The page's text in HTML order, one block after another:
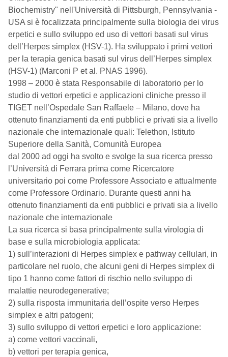
Biochemistry" nell'Università di Pittsburgh, Pennsylvania -
USA si è focalizzata principalmente sulla biologia dei virus
erpetici e sullo sviluppo ed uso di vettori basati sul virus
dell’Herpes simplex (HSV-1). Ha sviluppato i primi vettori
per la terapia genica basati sul virus dell’Herpes simplex
(HSV-1) (Marconi P et al. PNAS 1996).
1998 – 2000 è stata Responsabile di laboratorio per lo
studio di vettori erpetici e applicazioni cliniche presso il
TIGET nell’Ospedale San Raffaele – Milano, dove ha
ottenuto finanziamenti da enti pubblici e privati sia a livello
nazionale che internazionale quali: Telethon, Istituto
Superiore della Sanità, Comunità Europea
dal 2000 ad oggi ha svolto e svolge la sua ricerca presso
l’Università di Ferrara prima come Ricercatore
universitario poi come Professore Associato e attualmente
come Professore Ordinario. Durante questi anni ha
ottenuto finanziamenti da enti pubblici e privati sia a livello
nazionale che internazionale
La sua ricerca si basa principalmente sulla virologia di
base e sulla microbiologia applicata:
1) sull’interazioni di Herpes simplex e pathway cellulari, in
particolare nel ruolo, che alcuni geni di Herpes simplex di
tipo 1 hanno come fattori di rischio nello sviluppo di
malattie neurodegenerative;
2) sulla risposta immunitaria dell’ospite verso Herpes
simplex e altri patogeni;
3) sullo sviluppo di vettori erpetici e loro applicazione:
a) come vettori vaccinali,
b) vettori per terapia genica,